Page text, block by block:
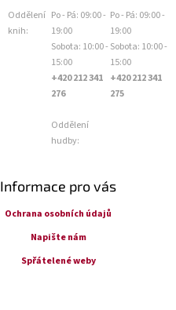
Oddělení
knih:
Po - Pá: 09:00 -
19:00
Sobota: 10:00 -
15:00
+420 212 341
276
Oddělení
hudby:
Po - Pá: 09:00 -
19:00
Sobota: 10:00 -
15:00
+420 212 341
275
Informace pro vás
Ochrana osobních údajů
Napište nám
Spřátelené weby